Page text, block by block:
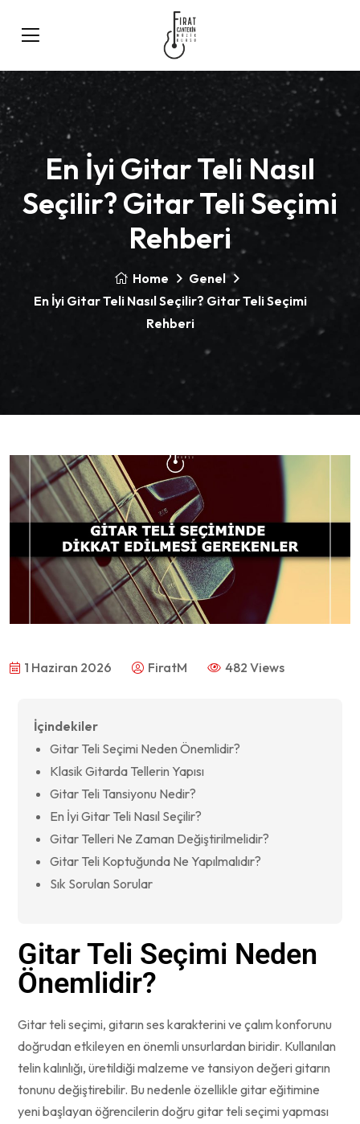
En İyi Gitar Teli Nasıl
Seçilir? Gitar Teli Seçimi
Rehberi
Home
Genel
En İyi Gitar Teli Nasıl Seçilir? Gitar Teli Seçimi
Rehberi
1 Haziran 2026 FiratM 482 Views
İçindekiler
Gitar Teli Seçimi Neden Önemlidir?
Klasik Gitarda Tellerin Yapısı
Gitar Teli Tansiyonu Nedir?
En İyi Gitar Teli Nasıl Seçilir?
Gitar Telleri Ne Zaman Değiştirilmelidir?
Gitar Teli Koptuğunda Ne Yapılmalıdır?
Sık Sorulan Sorular
Gitar Teli Seçimi Neden
Önemlidir?
Gitar teli seçimi, gitarın ses karakterini ve çalım konforunu
doğrudan etkileyen en önemli unsurlardan biridir. Kullanılan
telin kalınlığı, üretildiği malzeme ve tansiyon değeri gitarın
tonunu değiştirebilir. Bu nedenle özellikle gitar eğitimine
yeni başlayan öğrencilerin doğru gitar teli seçimi yapması